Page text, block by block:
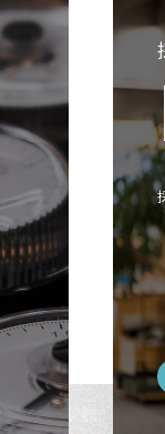
直流電源装置
アクセサリ ピ
アクセサリ 管
ガスタービン周
校正／修理サー
製品保証／サー